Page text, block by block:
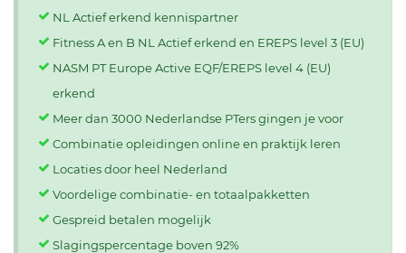
NL Actief erkend kennispartner
Fitness A en B NL Actief erkend en EREPS level 3 (EU)
NASM PT Europe Active EQF/EREPS level 4 (EU)
erkend
Meer dan 3000 Nederlandse PTers gingen je voor
Combinatie opleidingen online en praktijk leren
Locaties door heel Nederland
Voordelige combinatie- en totaalpakketten
Gespreid betalen mogelijk
Slagingspercentage boven 92%